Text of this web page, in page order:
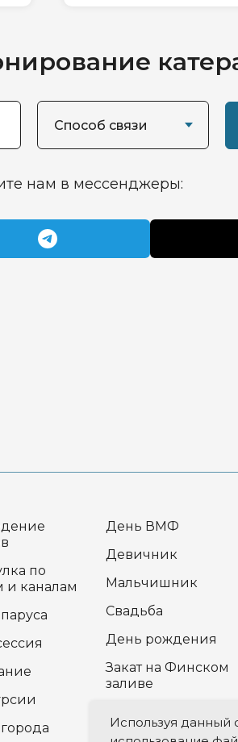
нам в мессенджеры:
Используя данный
по
и каналам
День ВМФ
Девичник
Мальчишник
Свадьба
День рождения
Закат на Финском
заливе
Петергоф